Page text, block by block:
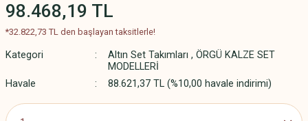
98.468,19 TL
*32.822,73 TL den başlayan taksitlerle!
Kategori Altın Set Takımları , ÖRGÜ KALZE SET
MODELLERİ
Havale
88.621,37 TL (%10,00 havale indirimi)